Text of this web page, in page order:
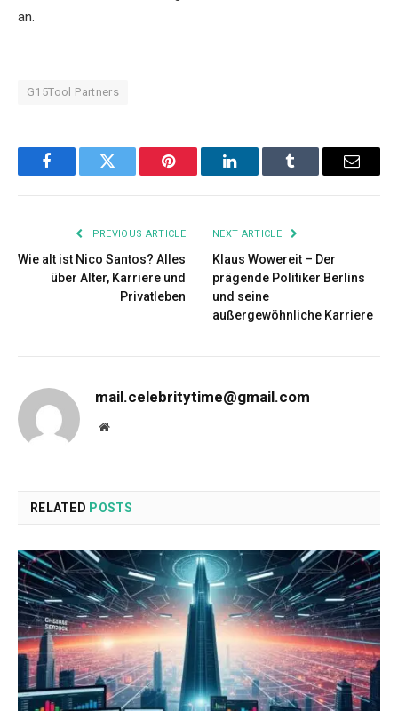
an.
G15Tool Partners
FacebookTwitter Pinterest LinkedInTumblr Email
PREVIOUS ARTICLE
Wie alt ist Nico Santos? Alles
über Alter, Karriere und
Privatleben
NEXT ARTICLE
Klaus Wowereit – Der
prägende Politiker Berlins
und seine
außergewöhnliche Karriere
mail.celebritytime@gmail.com
Website
RELATED POSTS